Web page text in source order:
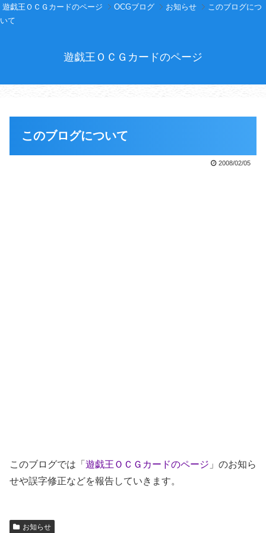
遊戯王ＯＣＧカードのページ OCGブログ お知らせ
このブログにつ
いて
遊戯王ＯＣＧカードのページ
このブログについて
2008/02/05
このブログでは「 遊戯王ＯＣＧカードのページ 」のお知ら
せや誤字修正などを報告していきます。
お知らせ